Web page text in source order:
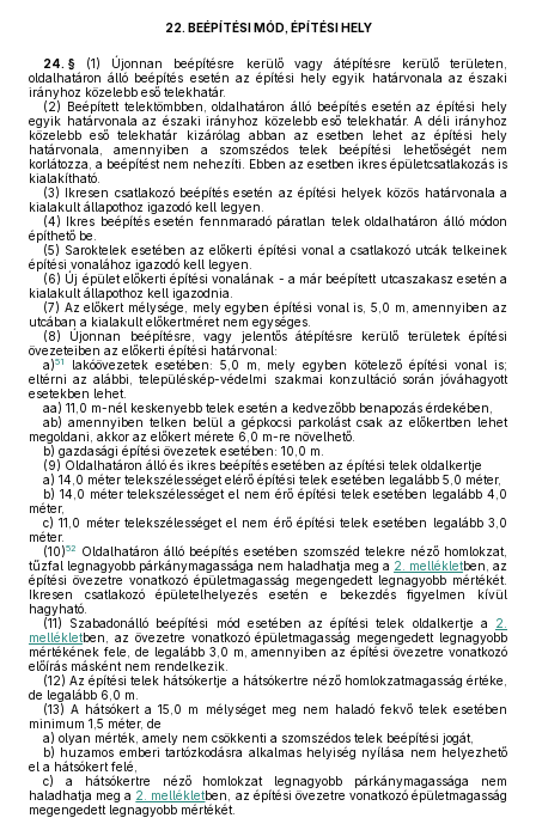
22. BEÉPÍTÉSI MÓD, ÉPÍTÉSI HELY
24. § (1) Újonnan beépítésre kerülő vagy átépítésre kerülő területen,
oldalhatáron álló beépítés esetén az építési hely egyik határvonala az északi
irányhoz közelebb eső telekhatár.
(2) Beépített telektömbben, oldalhatáron álló beépítés esetén az építési hely
egyik határvonala az északi irányhoz közelebb eső telekhatár. A déli irányhoz
közelebb eső telekhatár kizárólag abban az esetben lehet az építési hely
határvonala, amennyiben a szomszédos telek beépítési lehetőségét nem
korlátozza, a beépítést nem nehezíti. Ebben az esetben ikres épületcsatlakozás is
kialakítható.
(3) Ikresen csatlakozó beépítés esetén az építési helyek közös határvonala a
kialakult állapothoz igazodó kell legyen.
(4) Ikres beépítés esetén fennmaradó páratlan telek oldalhatáron álló módon
építhető be.
(5) Saroktelek esetében az előkerti építési vonal a csatlakozó utcák telkeinek
építési vonalához igazodó kell legyen.
(6) Új épület előkerti építési vonalának - a már beépített utcaszakasz esetén a
kialakult állapothoz kell igazodnia.
(7) Az előkert mélysége, mely egyben építési vonal is, 5,0 m, amennyiben az
utcában a kialakult előkertméret nem egységes.
(8) Újonnan beépítésre, vagy jelentős átépítésre kerülő területek építési
övezeteiben az előkerti építési határvonal:
a)51
lakóövezetek esetében: 5,0 m, mely egyben kötelező építési vonal is;
eltérni az alábbi, településkép-védelmi szakmai konzultáció során jóváhagyott
esetekben lehet.
aa) 11,0 m-nél keskenyebb telek esetén a kedvezőbb benapozás érdekében,
ab) amennyiben telken belül a gépkocsi parkolást csak az előkertben lehet
megoldani, akkor az előkert mérete 6,0 m-re növelhető.
b) gazdasági építési övezetek esetében: 10,0 m.
(9) Oldalhatáron álló és ikres beépítés esetében az építési telek oldalkertje
a) 14,0 méter telekszélességet elérő építési telek esetében legalább 5,0 méter,
b) 14,0 méter telekszélességet el nem érő építési telek esetében legalább 4,0
méter,
c) 11,0 méter telekszélességet el nem érő építési telek esetében legalább 3,0
méter.
(10)52
Oldalhatáron álló beépítés esetében szomszéd telekre néző homlokzat,
tűzfal legnagyobb párkánymagassága nem haladhatja meg a 2. mellékletben, az
építési övezetre vonatkozó épületmagasság megengedett legnagyobb mértékét.
Ikresen csatlakozó épületelhelyezés esetén e bekezdés figyelmen kívül
hagyható.
(11) Szabadonálló beépítési mód esetében az építési telek oldalkertje a 2.
mellékletben, az övezetre vonatkozó épületmagasság megengedett legnagyobb
mértékének fele, de legalább 3,0 m, amennyiben az építési övezetre vonatkozó
előírás másként nem rendelkezik.
(12) Az építési telek hátsókertje a hátsókertre néző homlokzatmagasság értéke,
de legalább 6,0 m.
(13) A hátsókert a 15,0 m mélységet meg nem haladó fekvő telek esetében
minimum 1,5 méter, de
a) olyan mérték, amely nem csökkenti a szomszédos telek beépítési jogát,
b) huzamos emberi tartózkodásra alkalmas helyiség nyílása nem helyezhető
el a hátsókert felé,
c) a hátsókertre néző homlokzat legnagyobb párkánymagassága nem
haladhatja meg a 2. mellékletben, az építési övezetre vonatkozó épületmagasság
megengedett legnagyobb mértékét.